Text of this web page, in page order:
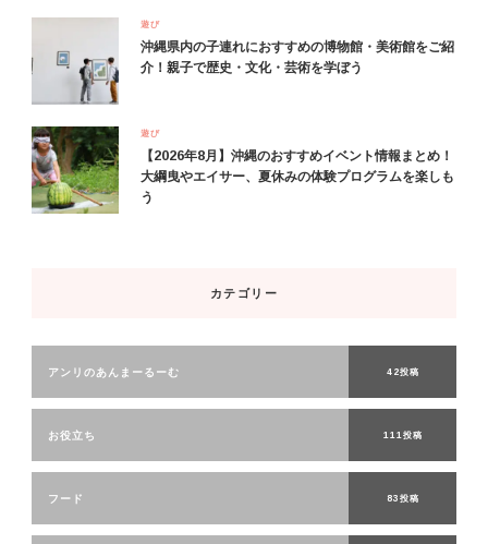
遊び
沖縄県内の子連れにおすすめの博物館・美術館をご紹
介！親子で歴史・文化・芸術を学ぼう
遊び
【2026年8月】沖縄のおすすめイベント情報まとめ！
大綱曳やエイサー、夏休みの体験プログラムを楽しも
う
カテゴリー
アンリのあんまーるーむ 42投稿
お役立ち 111投稿
フード 83投稿